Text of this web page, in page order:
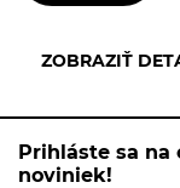
Prihláste sa na
noviniek!